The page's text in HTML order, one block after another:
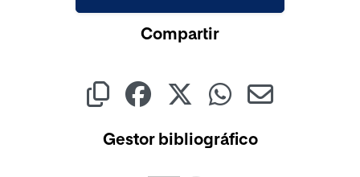
Compartir
Gestor bibliográfico